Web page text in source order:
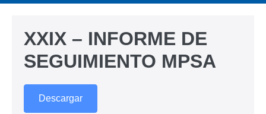
XXIX – INFORME DE
SEGUIMIENTO MPSA
Descargar